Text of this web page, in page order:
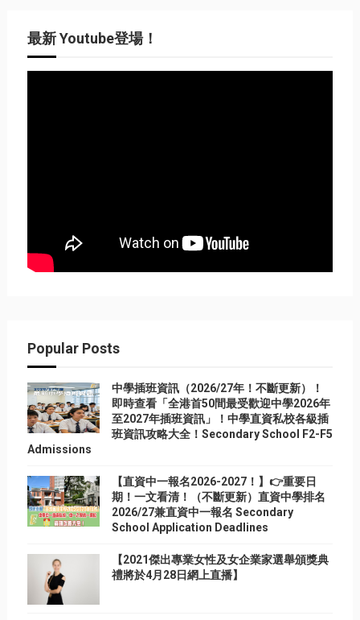
最新 Youtube登場！
Popular Posts
中學插班資訊（2026/27年！不斷更新）！
即時查看「全港首50間最受歡迎中學2026年
至2027年插班資訊」！中學直資私校各級插
班資訊攻略大全！Secondary School F2-F5
Admissions
【直資中一報名2026-2027！】👉重要日
期！一文看清！（不斷更新）直資中學排名
2026/27兼直資中一報名 Secondary
School Application Deadlines
【2021傑出專業女性及女企業家選舉頒獎典
禮將於4月28日網上直播】